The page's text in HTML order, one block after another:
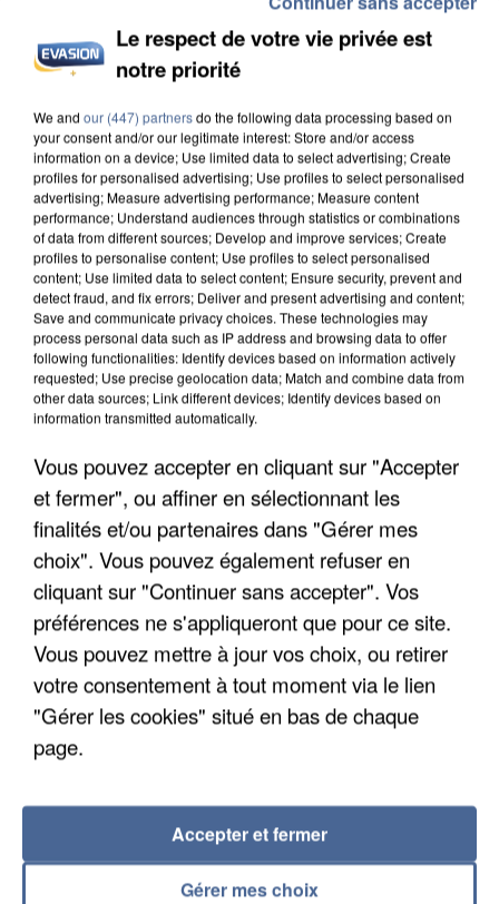
INCENDIES : L’ÎLE-DE-FRANCE LANCE UN ÉLAN
APRÈS TOUTES CES CANICULES, LES REFUGES
DE FAUNE SAUVAGE SONT...
Le respect de votre vie privée est
notre priorité
We and our (447) partnersdo the following data processing based on
your consent and/or our legitimate interest: Store and/or access
information on a device; Use limited data to select advertising; Create
profiles for personalised advertising; Use profiles to select personalised
advertising; Measure advertising performance; Measure content
performance; Understand audiences through statistics or combinations
of data from different sources; Develop and improve services; Create
profiles to personalise content; Use profiles to select personalised
content; Use limited data to select content; Ensure security, prevent and
detect fraud, and fix errors; Deliver and present advertising and content;
Save and communicate privacy choices. These technologies may
process personal data such as IP address and browsing data to offer
following functionalities: Identify devices based on information actively
requested; Use precise geolocation data; Match and combine data from
other data sources; Link different devices; Identify devices based on
information transmitted automatically.
Vous pouvez accepter en cliquant sur "Accepter
et fermer", ou affiner en sélectionnant les
finalités et/ou partenaires dans "Gérer mes
choix". Vous pouvez également refuser en
cliquant sur "Continuer sans accepter". Vos
préférences ne s'appliqueront que pour ce site.
Vous pouvez mettre à jour vos choix, ou retirer
votre consentement à tout moment via le lien
"Gérer les cookies" situé en bas de chaque
page.
Gérer mes choix
Accepter et fermer